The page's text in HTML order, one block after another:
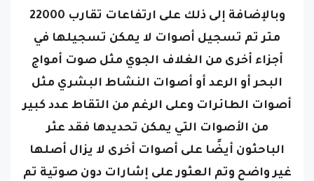
وبالإضافة إلى ذلك على ارتفاعات تقارب 22000
متر تم تسجيل أصوات لا يمكن تسجيلها في
أجزاء أخرى من الغلاف الجوي مثل صوت أمواج
البحر أو الرعد أو أصوات النشاط البشري مثل
أصوات الطائرات وعلى الرغم من التقاط عدد كبير
من الأصوات التي يمكن تحديدها فقد عثر
الباحثون أيضًا على أصوات أخرى لا يزال أصلها
غير واضح وتم العثور على إشارات دون صوتية تم